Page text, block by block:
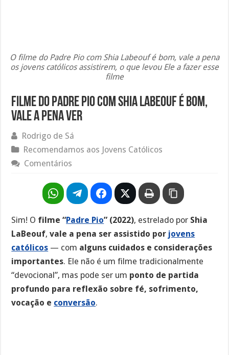
O filme do Padre Pio com Shia Labeouf é bom, vale a pena
os jovens católicos assistirem, o que levou Ele a fazer esse
filme
Filme do Padre Pio com Shia Labeouf é bom,
vale a pena ver
Rodrigo de Sá
Recomendamos aos Jovens Católicos
Comentários
Sim! O filme “Padre Pio” (2022), estrelado por Shia
LaBeouf,vale a pena ser assistido por jovens
católicos — com alguns cuidados e considerações
importantes. Ele não é um filme tradicionalmente
“devocional”, mas pode ser um ponto de partida
profundo para reflexão sobre fé, sofrimento,
vocação e conversão.